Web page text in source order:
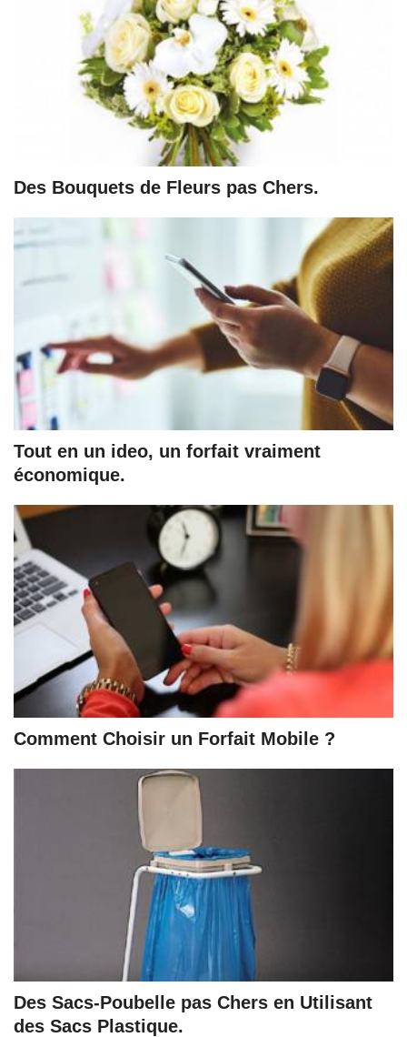
Des Bouquets de Fleurs pas Chers.
Tout en un ideo, un forfait vraiment
économique.
Comment Choisir un Forfait Mobile ?
Des Sacs-Poubelle pas Chers en Utilisant
des Sacs Plastique.